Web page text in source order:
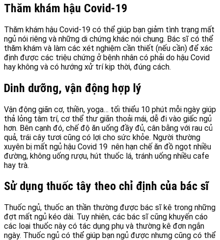
Thăm khám hậu Covid-19
Thăm khám hậu Covid-19 có thể giúp bạn giảm tình trạng mất
ngủ nói riêng và những di chứng khác nói chung. Bác sĩ có thể
thăm khám và làm các xét nghiệm cần thiết (nếu cần) để xác
định được các triệu chứng ở bệnh nhân có phải do hậu Covid
hay không và có hướng xử trí kịp thời, đúng cách.
Dinh dưỡng, vận động hợp lý
Vận động giãn cơ, thiền, yoga… tối thiểu 10 phút mỗi ngày giúp
thả lỏng tâm trí, cơ thể thư giãn thoải mái, dễ đi vào giấc ngủ
hơn. Bên cạnh đó, chế độ ăn uống đầy đủ, cân bằng với rau củ
quả, trái cây tươi cũng có lợi cho sức khỏe. Người thường
xuyên bị mất ngủ hậu Covid 19 nên hạn chế ăn đồ ngọt nhiều
đường, không uống rượu, hút thuốc lá, tránh uống nhiều cafe
hay trà.
Sử dụng thuốc tây theo chỉ định của bác sĩ
Thuốc ngủ, thuốc an thần thường được bác sĩ kê trong những
đợt mất ngủ kéo dài. Tuy nhiên, các bác sĩ cũng khuyến cáo
các loại thuốc này có tác dụng phụ và thường kê đơn ngắn
ngày. Thuốc ngủ có thể giúp bạn ngủ được nhưng cũng có thể